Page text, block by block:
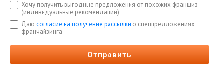
Хочу получить выгодные предложения от похожих франшиз
(индивидуальные рекомендации)
Даю согласие на получение рассылки о спецпредложениях
франчайзинга
Отправить